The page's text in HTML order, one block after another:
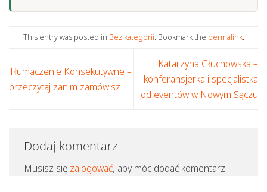
This entry was posted in Bez kategorii. Bookmark the permalink.
Tłumaczenie Konsekutywne –
przeczytaj zanim zamówisz
Katarzyna Głuchowska –
konferansjerka i specjalistka
od eventów w Nowym Sączu
Dodaj komentarz
Musisz się zalogować, aby móc dodać komentarz.